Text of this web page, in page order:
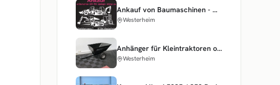
Ankauf von Baumaschinen - Nutzfahrzeuge - Hoflader - usw
Westerheim
Anhänger für Kleintraktoren oder Quad ! Rat Barrow Trailer !
Westerheim